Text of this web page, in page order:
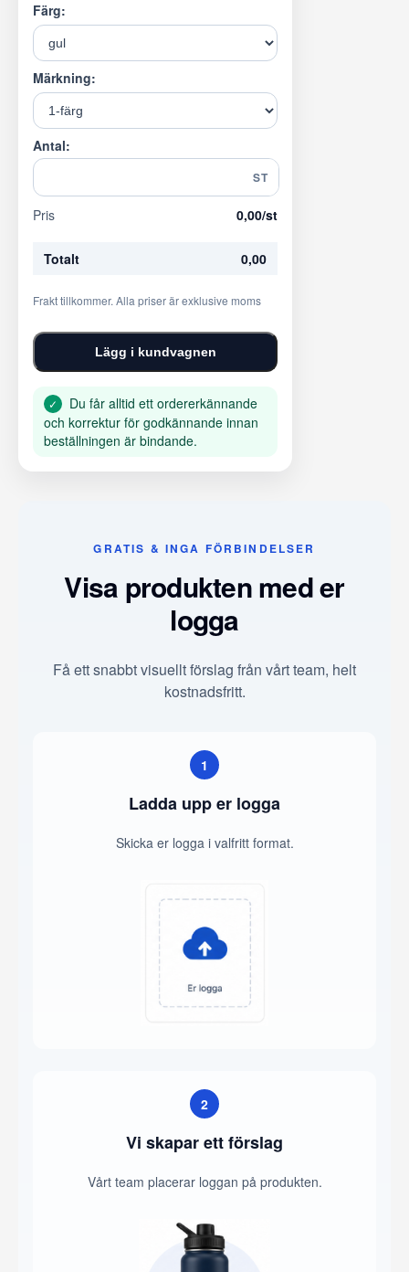
Färg:
Märkning:
Antal:
ST
Pris 0,00/st
Totalt 0,00
Frakt tillkommer. Alla priser är exklusive moms
Lägg i kundvagnen
✓
Du får alltid ett ordererkännande
och korrektur för godkännande innan
beställningen är bindande.
GRATIS & INGA FÖRBINDELSER
Visa produkten med er
logga
Få ett snabbt visuellt förslag från vårt team, helt
kostnadsfritt.
1
Ladda upp er logga
Skicka er logga i valfritt format.
2
Vi skapar ett förslag
Vårt team placerar loggan på produkten.